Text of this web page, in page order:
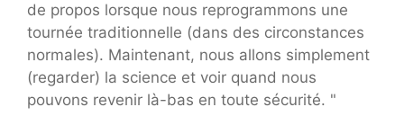
de propos lorsque nous reprogrammons une
tournée traditionnelle (dans des circonstances
normales). Maintenant, nous allons simplement
(regarder) la science et voir quand nous
pouvons revenir là-bas en toute sécurité. "